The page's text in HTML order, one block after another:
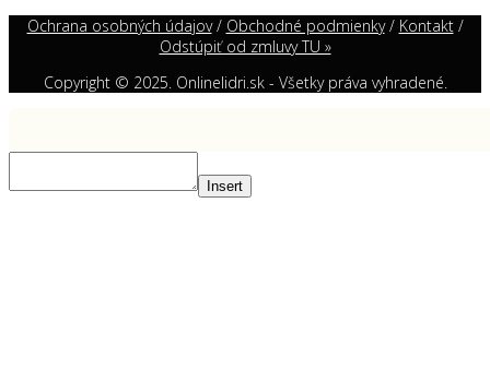
Ochrana osobných údajov/ Obchodné podmienky/ Kontakt/
Odstúpiť od zmluvy TU »
Copyright © 2025. Onlinelidri.sk - Všetky práva vyhradené.
Insert